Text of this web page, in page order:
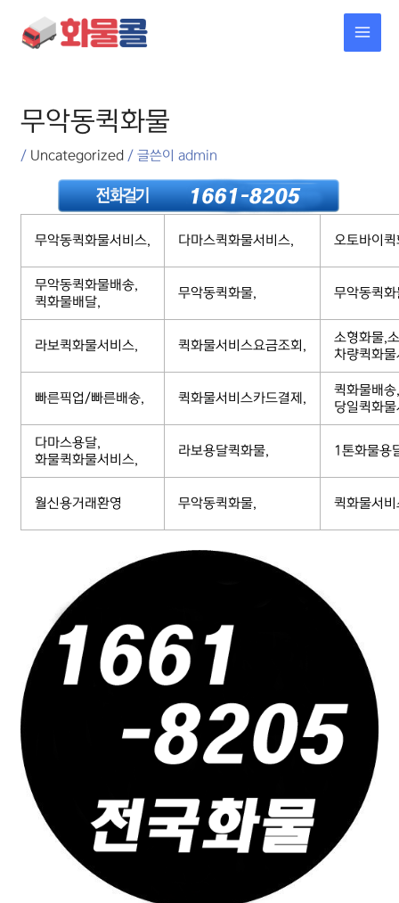
건너뛰기
무악동퀵화물
/ Uncategorized / 글쓴이admin
무악동퀵화물서비스, 다마스퀵화물서비스, 오토바이
무악동퀵화물배송,
퀵화물배달,
무악동퀵화물, 무악동퀵
라보퀵화물서비스, 퀵화물서비스요금조회,
소형화물,
차량퀵화
빠른픽업/빠른배송, 퀵화물서비스카드결제,
퀵화물배
당일퀵화
다마스용달,
화물퀵화물서비스,
라보용달퀵화물, 1톤화물용
월신용거래환영 무악동퀵화물, 퀵화물서